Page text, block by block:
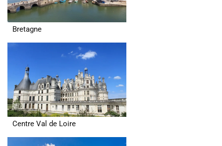
Bretagne
Centre Val de Loire